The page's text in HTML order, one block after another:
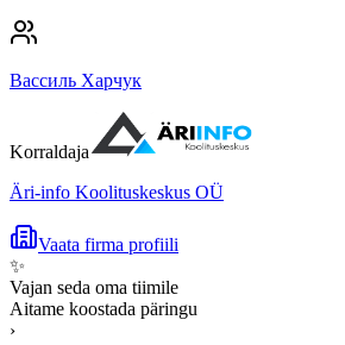
Вассиль Харчук
Korraldaja
Äri-info Koolituskeskus OÜ
Vaata firma profiili
✨
Vajan seda oma tiimile
Aitame koostada päringu
›